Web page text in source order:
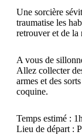
Une sorcière
traumatise les
retrouver et de la
A vous de
Allez collecter
armes et des
coquine.
Temps estimé :
Lieu de départ :